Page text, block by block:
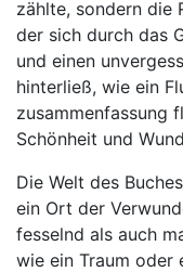
zählte, sondern die
der sich durch das
und einen
hinterließ, wie ein
zusammenfassung
Schönheit und
Die Welt des
ein Ort der
fesselnd als auch
wie ein Traum oder